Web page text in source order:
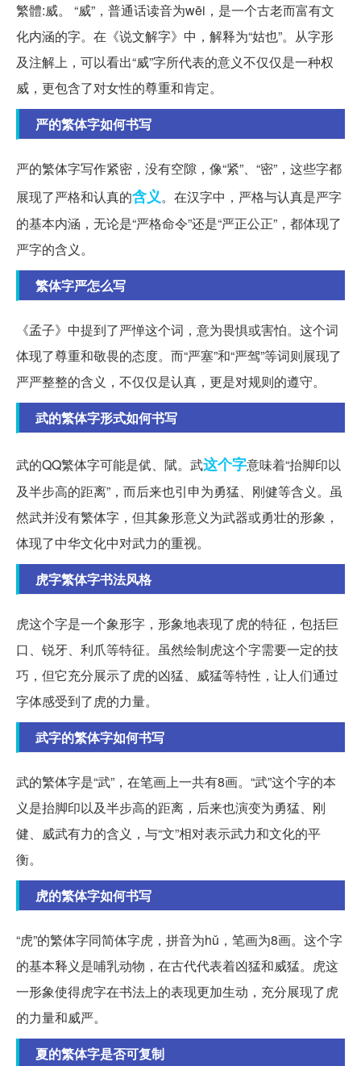
繁體:威。 “威”，普通话读音为wēi，是一个古老而富有文
化内涵的字。在《说文解字》中，解释为“姑也”。从字形
及注解上，可以看出“威”字所代表的意义不仅仅是一种权
威，更包含了对女性的尊重和肯定。
严的繁体字如何书写
严的繁体字写作紧密，没有空隙，像“紧”、“密”，这些字都
展现了严格和认真的含义。在汉字中，严格与认真是严字
的基本内涵，无论是“严格命令”还是“严正公正”，都体现了
严字的含义。
繁体字严怎么写
《孟子》中提到了严惮这个词，意为畏惧或害怕。这个词
体现了尊重和敬畏的态度。而“严塞”和“严驾”等词则展现了
严严整整的含义，不仅仅是认真，更是对规则的遵守。
武的繁体字形式如何书写
武的QQ繁体字可能是倵、陚。武这个字意味着“抬脚印以
及半步高的距离”，而后来也引申为勇猛、刚健等含义。虽
然武并没有繁体字，但其象形意义为武器或勇壮的形象，
体现了中华文化中对武力的重视。
虎字繁体字书法风格
虎这个字是一个象形字，形象地表现了虎的特征，包括巨
口、锐牙、利爪等特征。虽然绘制虎这个字需要一定的技
巧，但它充分展示了虎的凶猛、威猛等特性，让人们通过
字体感受到了虎的力量。
武字的繁体字如何书写
武的繁体字是“武”，在笔画上一共有8画。“武”这个字的本
义是抬脚印以及半步高的距离，后来也演变为勇猛、刚
健、威武有力的含义，与“文”相对表示武力和文化的平
衡。
虎的繁体字如何书写
“虎”的繁体字同简体字虎，拼音为hǔ，笔画为8画。这个字
的基本释义是哺乳动物，在古代代表着凶猛和威猛。虎这
一形象使得虎字在书法上的表现更加生动，充分展现了虎
的力量和威严。
夏的繁体字是否可复制